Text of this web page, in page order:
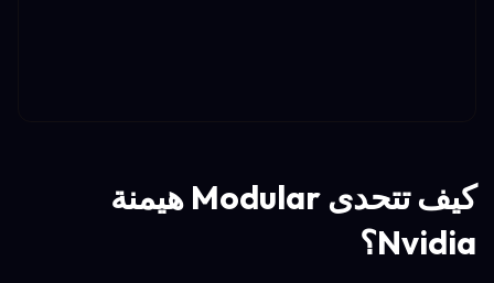
كيف تتحدى Modular هيمنة
Nvidia؟